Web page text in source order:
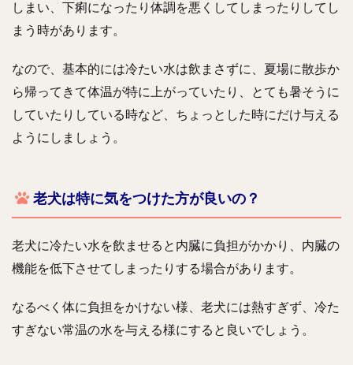
しまい、下痢になったり体調を悪くしてしまったりしてし
まう時があります。
なので、基本的には冷たい水は飲まさずに、夏場に散歩か
ら帰ってきて体温が特に上がっていたり、とても暑そうに
していたりしている時など、ちょっとした時にだけ与える
ようにしましょう。
老犬は特に気をつけた方が良いの？
老犬に冷たい水を飲ませると内臓に負担がかかり、内臓の
機能を低下させてしまったりする場合があります。
なるべく体に負担をかけない様、老犬には熱すぎず、冷た
すぎない常温の水を与える様にすると良いでしょう。